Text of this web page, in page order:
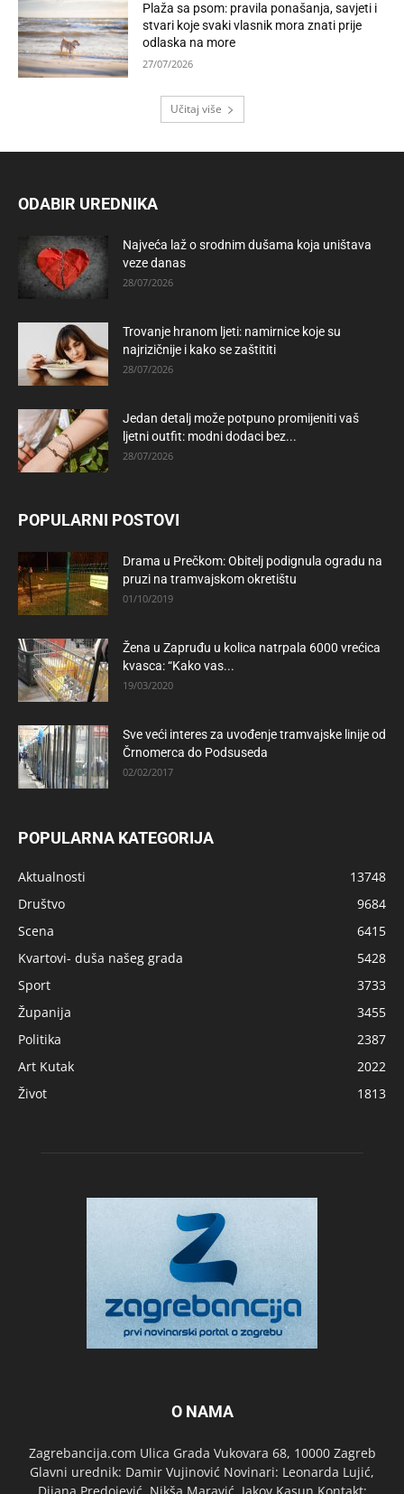
Plaža sa psom: pravila ponašanja, savjeti i
stvari koje svaki vlasnik mora znati prije
odlaska na more
27/07/2026
Učitaj više
ODABIR UREDNIKA
Najveća laž o srodnim dušama koja uništava
veze danas
28/07/2026
Trovanje hranom ljeti: namirnice koje su
najrizičnije i kako se zaštititi
28/07/2026
Jedan detalj može potpuno promijeniti vaš
ljetni outfit: modni dodaci bez...
28/07/2026
POPULARNI POSTOVI
Drama u Prečkom: Obitelj podignula ogradu na
pruzi na tramvajskom okretištu
01/10/2019
Žena u Zapruđu u kolica natrpala 6000 vrećica
kvasca: “Kako vas...
19/03/2020
Sve veći interes za uvođenje tramvajske linije od
Črnomerca do Podsuseda
02/02/2017
POPULARNA KATEGORIJA
Aktualnosti
13748
Društvo
9684
Scena
6415
Kvartovi- duša našeg grada
5428
Sport
3733
Županija
3455
Politika
2387
Art Kutak
2022
Život
1813
O NAMA
Zagrebancija.com Ulica Grada Vukovara 68, 10000 Zagreb
Glavni urednik: Damir Vujinović Novinari: Leonarda Lujić,